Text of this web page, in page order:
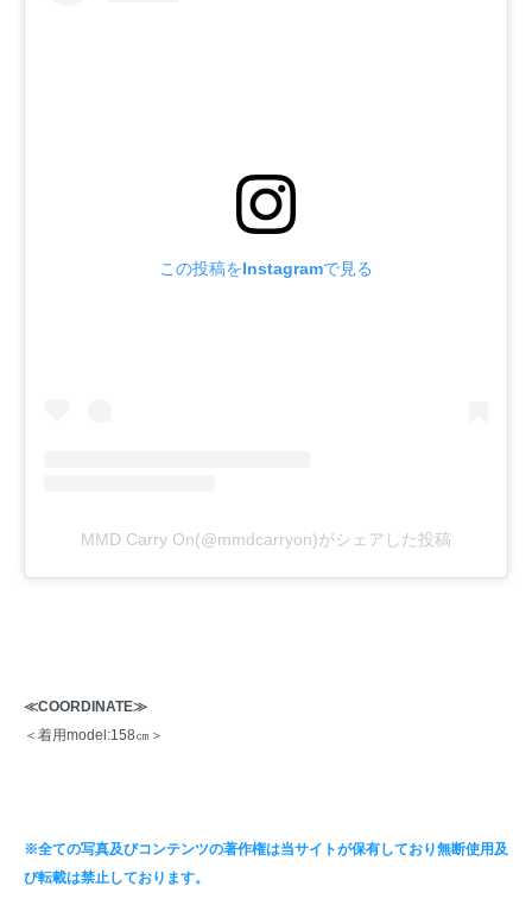
この投稿をInstagramで見る
MMD Carry On(@mmdcarryon)がシェアした投稿
≪COORDINATE≫
＜着用model:158㎝＞
※全ての写真及びコンテンツの著作権は当サイトが保有しており無断使用及
び転載は禁止しております。